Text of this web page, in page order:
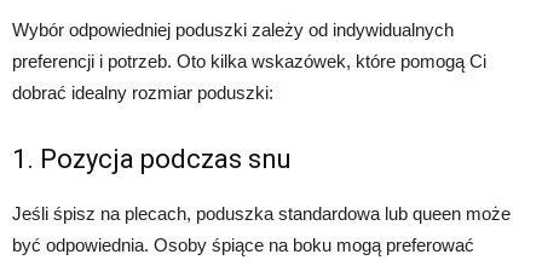
Wybór odpowiedniej poduszki zależy od indywidualnych
preferencji i potrzeb. Oto kilka wskazówek, które pomogą Ci
dobrać idealny rozmiar poduszki:
1. Pozycja podczas snu
Jeśli śpisz na plecach, poduszka standardowa lub queen może
być odpowiednia. Osoby śpiące na boku mogą preferować